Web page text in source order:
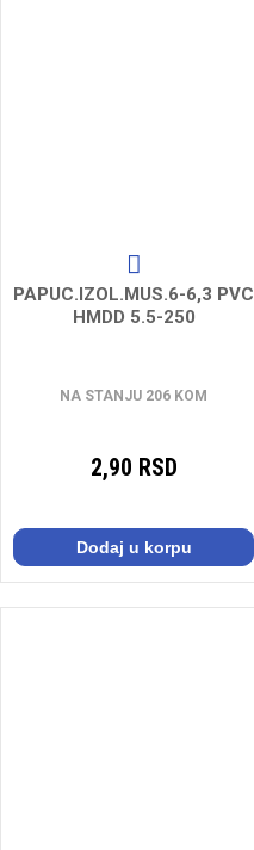
PAPUC.IZOL.MUS.6-6,3 PVC
HMDD 5.5-250
NA STANJU 206 KOM
2,90 RSD
Dodaj u korpu